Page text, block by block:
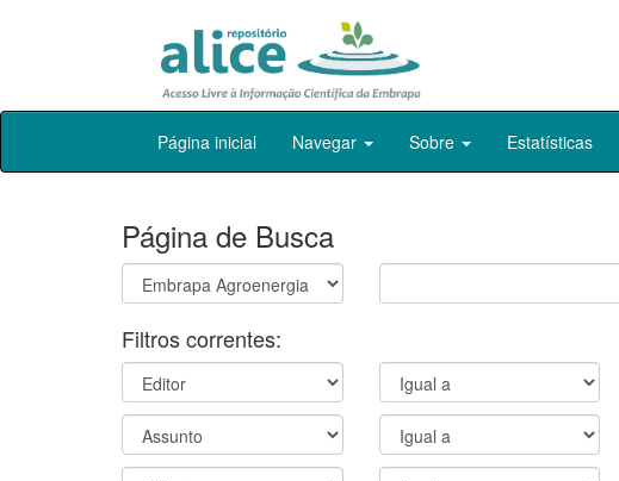
Skip
Página inicial Navegar Sobre Estatísticas
Página de Busca
Filtros correntes: